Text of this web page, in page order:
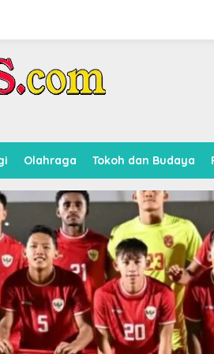
Olahraga Tokoh dan Budaya